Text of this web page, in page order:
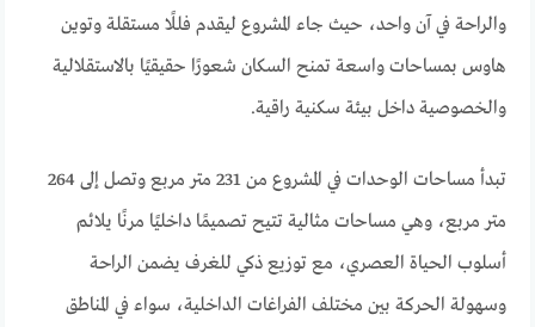
والراحة في آن واحد، حيث جاء المشروع ليقدم فللًا مستقلة وتوين
هاوس بمساحات واسعة تمنح السكان شعورًا حقيقيًا بالاستقلالية
والخصوصية داخل بيئة سكنية راقية.
تبدأ مساحات الوحدات في المشروع من 231 متر مربع وتصل إلى 264
متر مربع، وهي مساحات مثالية تتيح تصميمًا داخليًا مرنًا يلائم
أسلوب الحياة العصري، مع توزيع ذكي للغرف يضمن الراحة
وسهولة الحركة بين مختلف الفراغات الداخلية، سواء في المناطق